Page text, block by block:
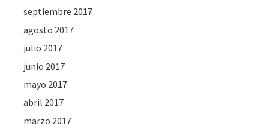
septiembre 2017
agosto 2017
julio 2017
junio 2017
mayo 2017
abril 2017
marzo 2017